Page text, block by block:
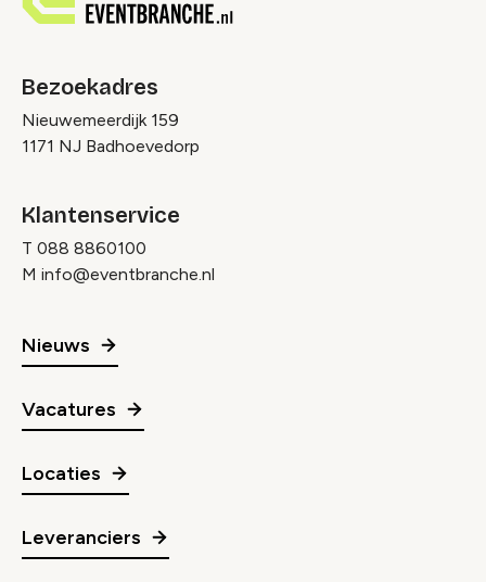
Bezoekadres
Nieuwemeerdijk 159
1171 NJ Badhoevedorp
Klantenservice
T 088 8860100
M info@eventbranche.nl
Nieuws
Vacatures
Locaties
Leveranciers